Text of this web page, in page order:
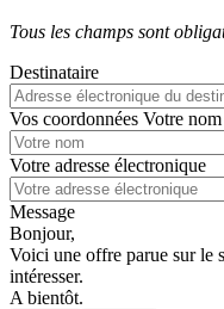
Tous les champs sont
Destinataire
Vos coordonnées Votre nom
Votre adresse électronique
Message
Bonjour,
Voici une offre parue sur le
intéresser.
A bientôt.